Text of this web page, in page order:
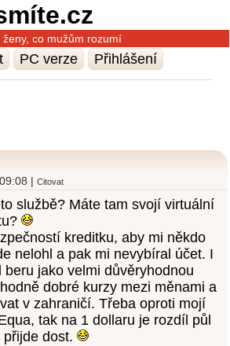
co mužům rozumí
PC verze Přihlášení
| Citovat
službě? Máte tam svojí virtuální
kreditku, aby mi někdo
nelohl a pak mi nevybíral účet. I
beru jako velmi důvěryhodnou
dobré kurzy mezi měnami a
v zahraničí. Třeba oproti mojí
tak na 1 dollaru je rozdíl půl
přijde dost.